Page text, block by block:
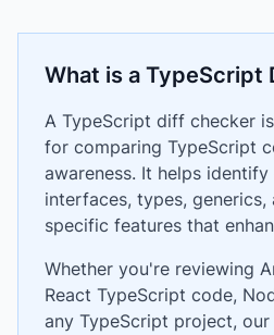
What is a TypeScript
A TypeScript diff checker
for comparing TypeScript
awareness. It helps identify
interfaces, types,
specific features that
Whether you're reviewing
React TypeScript code,
any TypeScript project,